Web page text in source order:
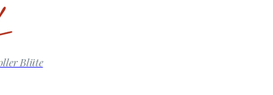
Blüte